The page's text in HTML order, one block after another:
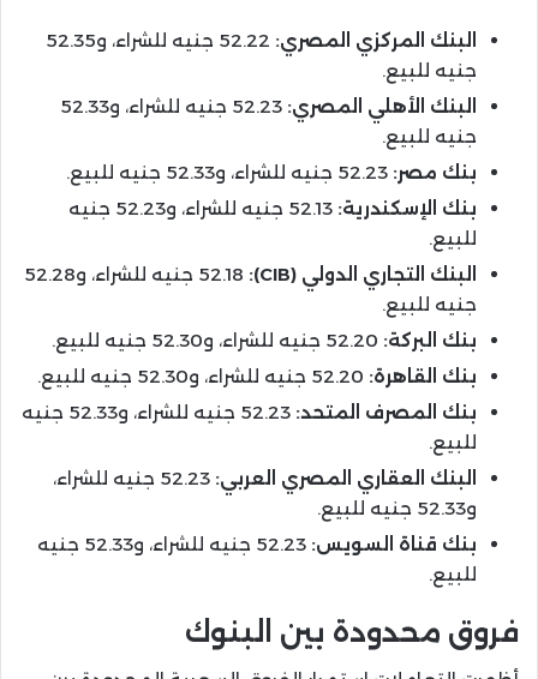
البنك المركزي المصري:
52.22 جنيه للشراء، و52.35
جنيه للبيع.
البنك الأهلي المصري:
52.23 جنيه للشراء، و52.33
جنيه للبيع.
بنك مصر:
بنك الإسكندرية:
52.13 جنيه للشراء، و52.23 جنيه
للبيع.
البنك التجاري الدولي (CIB):
52.18 جنيه للشراء، و52.28
جنيه للبيع.
بنك البركة:
بنك القاهرة:
بنك المصرف المتحد:
52.23 جنيه للشراء، و52.33 جنيه
للبيع.
البنك العقاري المصري العربي:
52.23 جنيه للشراء،
و52.33 جنيه للبيع.
بنك قناة السويس:
52.23 جنيه للشراء، و52.33 جنيه
للبيع.
فروق محدودة بين البنوك